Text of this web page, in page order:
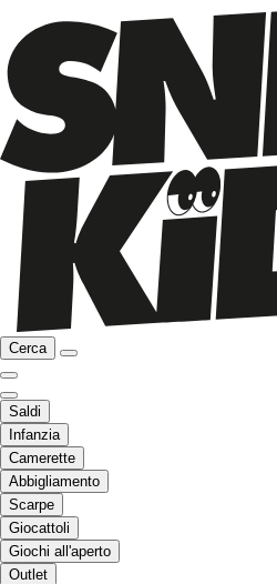
Cerca
Saldi
Infanzia
Camerette
Abbigliamento
Scarpe
Giocattoli
Giochi all'aperto
Outlet